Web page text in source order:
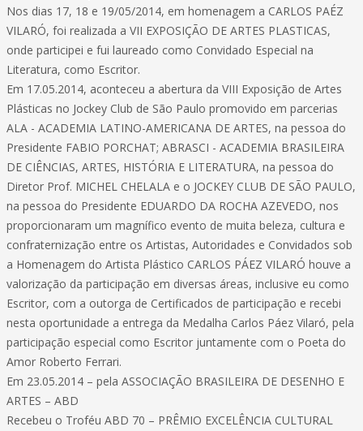
Nos dias 17, 18 e 19/05/2014, em homenagem a CARLOS PAÉZ
VILARÓ, foi realizada a VII EXPOSIÇÃO DE ARTES PLASTICAS,
onde participei e fui laureado como Convidado Especial na
Literatura, como Escritor.
Em 17.05.2014, aconteceu a abertura da VIII Exposição de Artes
Plásticas no Jockey Club de São Paulo promovido em parcerias
ALA - ACADEMIA LATINO-AMERICANA DE ARTES, na pessoa do
Presidente FABIO PORCHAT; ABRASCI - ACADEMIA BRASILEIRA
DE CIÊNCIAS, ARTES, HISTÓRIA E LITERATURA, na pessoa do
Diretor Prof. MICHEL CHELALA e o JOCKEY CLUB DE SÃO PAULO,
na pessoa do Presidente EDUARDO DA ROCHA AZEVEDO, nos
proporcionaram um magnífico evento de muita beleza, cultura e
confraternização entre os Artistas, Autoridades e Convidados sob
a Homenagem do Artista Plástico CARLOS PÁEZ VILARÓ houve a
valorização da participação em diversas áreas, inclusive eu como
Escritor, com a outorga de Certificados de participação e recebi
nesta oportunidade a entrega da Medalha Carlos Páez Vilaró, pela
participação especial como Escritor juntamente com o Poeta do
Amor Roberto Ferrari.
Em 23.05.2014 – pela ASSOCIAÇÃO BRASILEIRA DE DESENHO E
ARTES – ABD
Recebeu o Troféu ABD 70 – PRÊMIO EXCELÊNCIA CULTURAL